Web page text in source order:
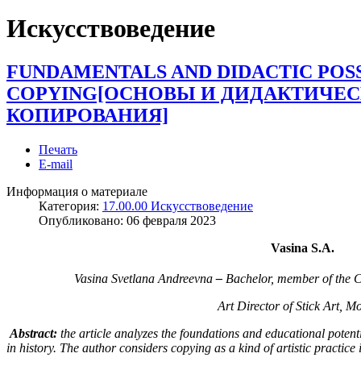
Искусствоведение
FUNDAMENTALS AND DIDACTIC
COPYING[ОСНОВЫ И
КОПИРОВАНИЯ]
Печать
E-mail
Информация о материале
Категория: 17.00.00 Искусствоведение
Опубликовано: 06 февраля 2023
Vasina S.A.
Vasina Svetlana Andreevna– Bachelor, member of the
Art Director of Stick Art,
Abstract: the article analyzes the foundations and educational
in history. The author considers copying as a kind of artistic